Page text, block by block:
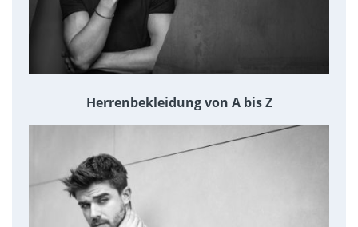
Herrenbekleidung von A bis Z